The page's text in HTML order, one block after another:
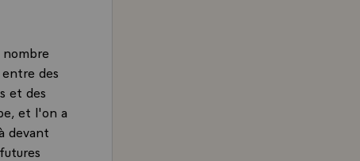
nombre
des
et des
et l'on a
devant